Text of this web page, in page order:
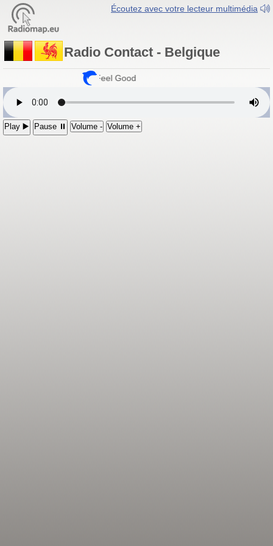
Écoutez avec votre lecteur multimédia
Radio Contact - Belgique
- Feel Good
Play ▶️ Pause ⏸ Volume - Volume +